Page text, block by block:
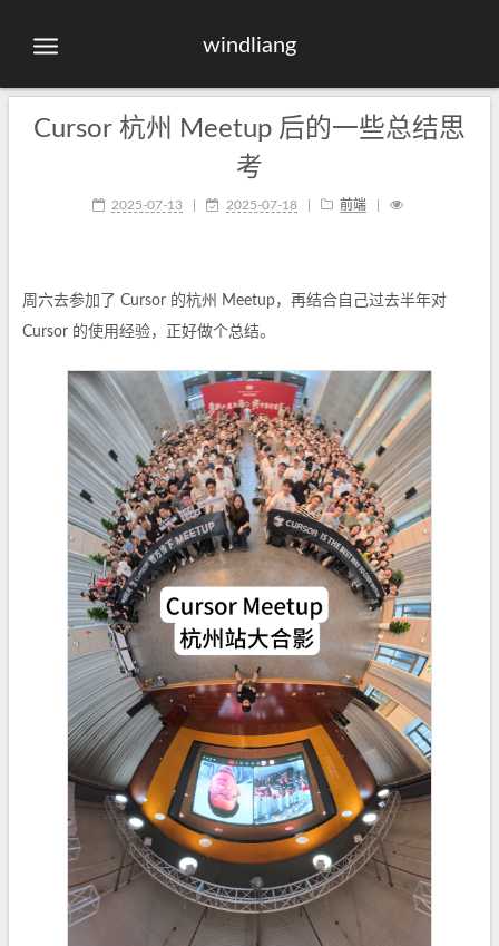
windliang
Cursor 杭州 Meetup 后的一些总结思
考
2025-07-13 2025-07-18 前端
周六去参加了 Cursor 的杭州 Meetup，再结合自己过去半年对
Cursor 的使用经验，正好做个总结。